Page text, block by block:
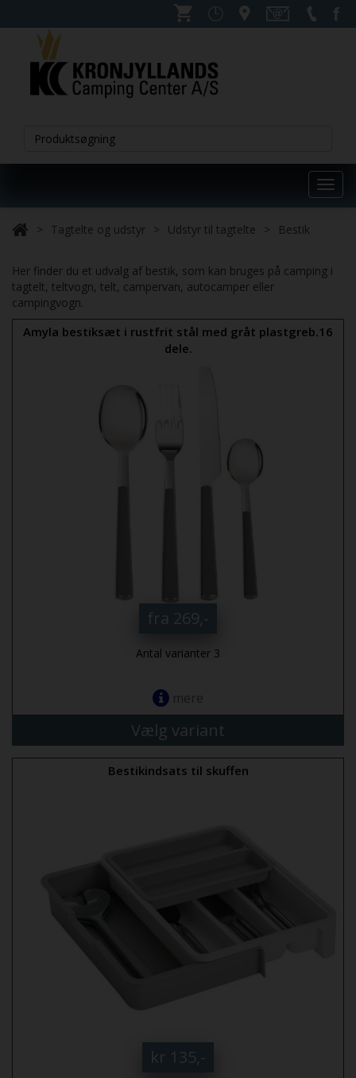
Tagtelte og udstyr
Udstyr til tagtelte Bestik
Her finder du et udvalg af bestik, som kan bruges på camping i
tagtelt, teltvogn, telt, campervan, autocamper eller
campingvogn.
Amyla bestiksæt i rustfrit stål med gråt plastgreb.16
dele.
fra 269,-
Antal varianter 3
mere
Vælg variant
Bestikindsats til skuffen
kr 135,-